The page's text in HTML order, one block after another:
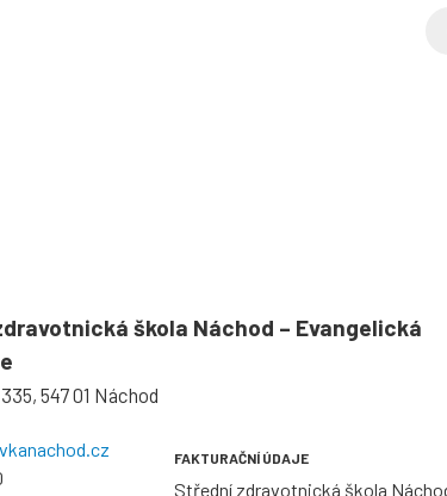
škola Náchod – Evangelická
547 01 Náchod
FAKTURAČNÍ ÚDAJE
Střední zdravotnická škola